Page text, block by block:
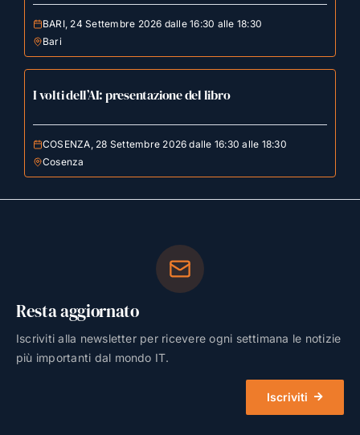
BARI, 24 Settembre 2026 dalle 16:30 alle 18:30
Bari
I volti dell’AI: presentazione del libro
COSENZA, 28 Settembre 2026 dalle 16:30 alle 18:30
Cosenza
Resta aggiornato
Iscriviti alla newsletter per ricevere ogni settimana le notizie
più importanti dal mondo IT.
Iscriviti